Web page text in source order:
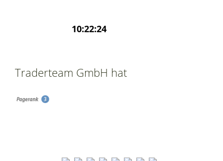
Traderteam GmbH hat